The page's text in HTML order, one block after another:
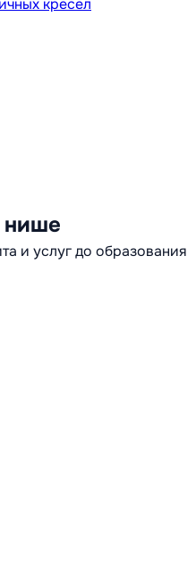
кресел
нише
и услуг до образования